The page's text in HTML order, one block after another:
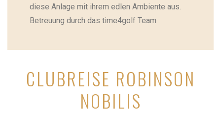
diese Anlage mit ihrem edlen Ambiente aus.
Betreuung durch das time4golf Team
CLUBREISE ROBINSON
NOBILIS